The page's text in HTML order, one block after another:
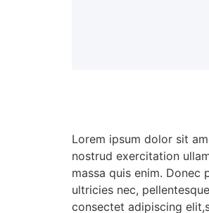
Lorem ipsum dolor sit
nostrud exercitation
massa quis enim. Donec
ultricies nec,
consectet adipiscing